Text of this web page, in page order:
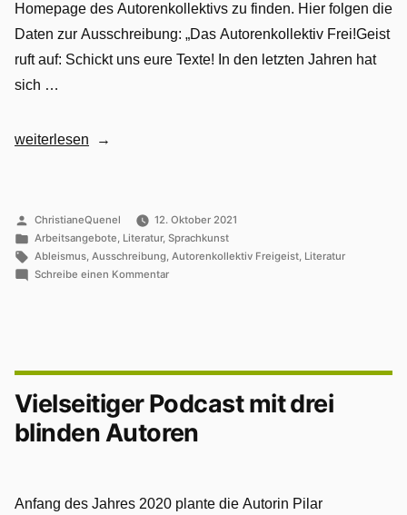
Homepage des Autorenkollektivs zu finden. Hier folgen die
Daten zur Ausschreibung: „Das Autorenkollektiv Frei!Geist
ruft auf: Schickt uns eure Texte! In den letzten Jahren hat
sich …
„Ausschreibung
zum
Thema
„Ableismus
weiterlesen
Veröffentlicht
von
ChristianeQuenel
12. Oktober 2021
Veröffentlicht
in
Arbeitsangebote, Literatur, Sprachkunst
Schlagwörter:
Ableismus, Ausschreibung, Autorenkollektiv Freigeist, Literatur
Schreibe einen Kommentarzu
in
Vielseitiger Podcast mit drei
blinden Autoren
Anfang des Jahres 2020 plante die Autorin Pilar